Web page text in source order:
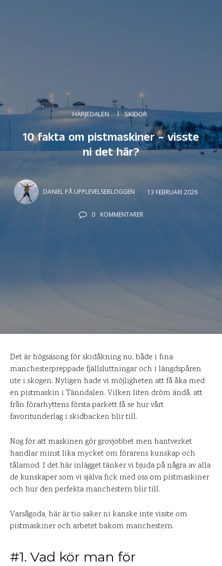
HÄRJEDALEN SKIDOR
10 fakta om pistmaskiner – visste
ni det här?
DANIEL PÅ UPPLEVELSEBLOGGEN 13 FEBRUARI 2026
0 KOMMENTARER
Det är högsäsong för skidåkning nu, både i fina
manchesterpreppade fjällsluttningar och i längdspåren
ute i skogen. Nyligen hade vi möjligheten att få åka med
en pistmaskin i Tänndalen. Vilken liten dröm ändå, att
från förarhyttens första parkett få se hur vårt
favoritunderlag i skidbacken blir till.
Nog för att maskinen gör grovjobbet men hantverket
handlar minst lika mycket om förarens kunskap och
tålamod. I det här inlägget tänker vi bjuda på några av alla
de kunskaper som vi själva fick med oss om pistmaskiner
och hur den perfekta manchestern blir till.
Varsågoda, här är tio saker ni kanske inte visste om
pistmaskiner och arbetet bakom manchestern.
#1. Vad kör man för